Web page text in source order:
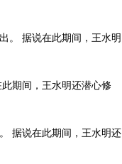
。 据说在此期间，王水明
期间，王水明还潜心修
据说在此期间，王水明还